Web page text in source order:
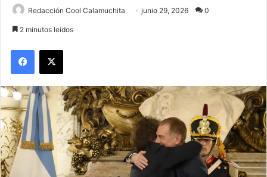
Redacción Cool Calamuchita junio 29, 2026 0
2 minutos leídos
Facebook
X